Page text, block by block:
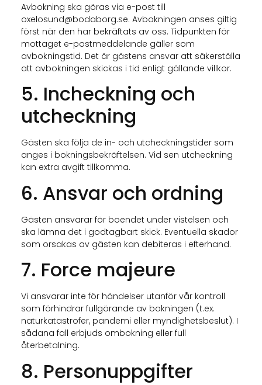
Avbokning ska göras via e-post till
oxelosund@bodaborg.se. Avbokningen anses giltig
först när den har bekräftats av oss. Tidpunkten för
mottaget e-postmeddelande gäller som
avbokningstid. Det är gästens ansvar att säkerställa
att avbokningen skickas i tid enligt gällande villkor.
5. Incheckning och
utcheckning
Gästen ska följa de in- och utcheckningstider som
anges i bokningsbekräftelsen. Vid sen utcheckning
kan extra avgift tillkomma.
6. Ansvar och ordning
Gästen ansvarar för boendet under vistelsen och
ska lämna det i godtagbart skick. Eventuella skador
som orsakas av gästen kan debiteras i efterhand.
7. Force majeure
Vi ansvarar inte för händelser utanför vår kontroll
som förhindrar fullgörande av bokningen (t.ex.
naturkatastrofer, pandemi eller myndighetsbeslut). I
sådana fall erbjuds ombokning eller full
återbetalning.
8. Personuppgifter